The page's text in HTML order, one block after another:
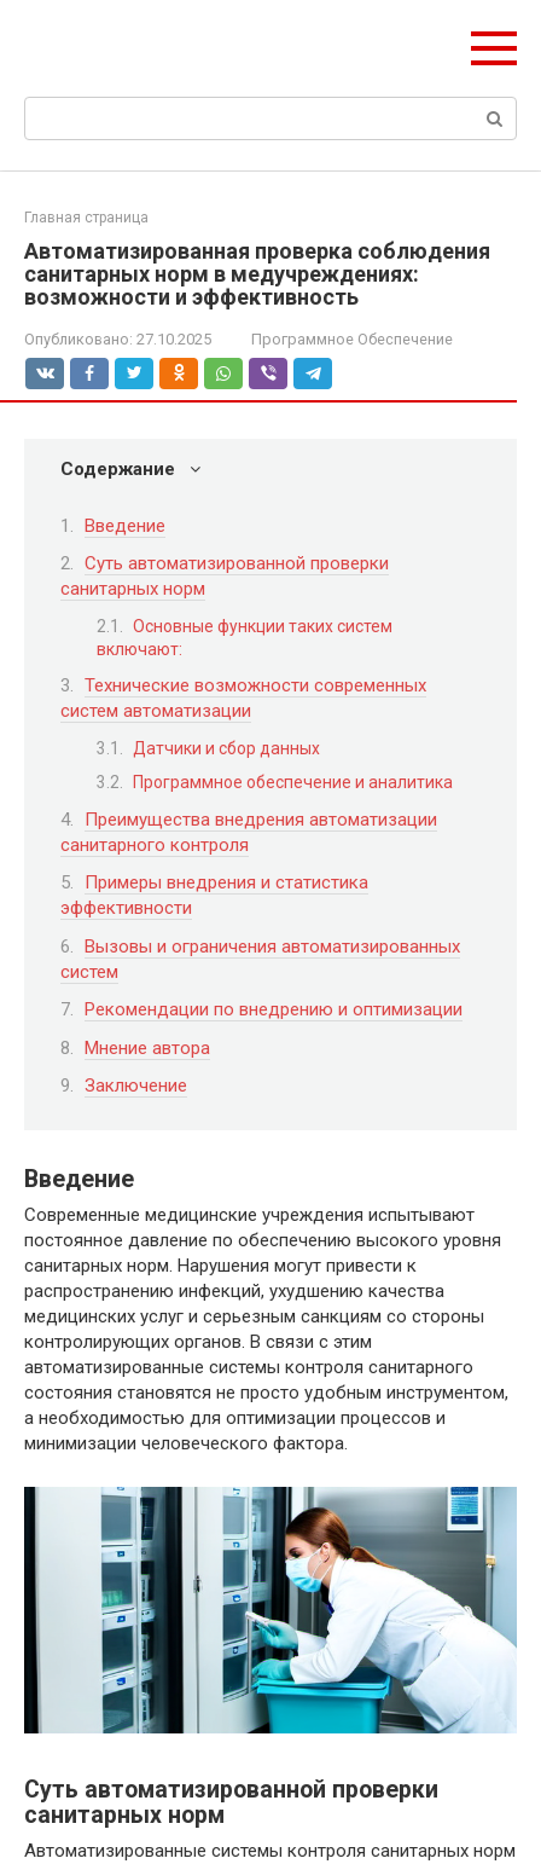
Поиск:
Главная страница
Автоматизированная проверка соблюдения
санитарных норм в медучреждениях:
возможности и эффективность
Опубликовано: 27.10.2025 Программное Обеспечение
Содержание
Введение
Суть автоматизированной проверки
санитарных норм
Основные функции таких систем
включают:
Технические возможности современных
систем автоматизации
Датчики и сбор данных
Программное обеспечение и аналитика
Преимущества внедрения автоматизации
санитарного контроля
Примеры внедрения и статистика
эффективности
Вызовы и ограничения автоматизированных
систем
Рекомендации по внедрению и оптимизации
Мнение автора
Заключение
Введение
Современные медицинские учреждения испытывают
постоянное давление по обеспечению высокого уровня
санитарных норм. Нарушения могут привести к
распространению инфекций, ухудшению качества
медицинских услуг и серьезным санкциям со стороны
контролирующих органов. В связи с этим
автоматизированные системы контроля санитарного
состояния становятся не просто удобным инструментом,
а необходимостью для оптимизации процессов и
минимизации человеческого фактора.
Суть автоматизированной проверки
санитарных норм
Автоматизированные системы контроля санитарных норм